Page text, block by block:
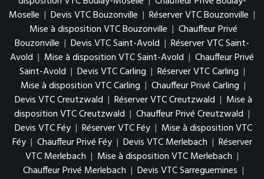
Moselle | Devis VTC Bouzonville | Réserver VTC Bouzonville |
Mise à disposition VTC Bouzonville | Chauffeur Privé
Bouzonville | Devis VTC Saint-Avold | Réserver VTC Saint-
Avold | Mise à disposition VTC Saint-Avold | Chauffeur Privé
Saint-Avold | Devis VTC Carling | Réserver VTC Carling |
Mise à disposition VTC Carling | Chauffeur Privé Carling |
Devis VTC Creutzwald | Réserver VTC Creutzwald | Mise à
disposition VTC Creutzwald | Chauffeur Privé Creutzwald |
Devis VTC Féy | Réserver VTC Féy | Mise à disposition VTC
Féy | Chauffeur Privé Féy | Devis VTC Merlebach | Réserver
VTC Merlebach | Mise à disposition VTC Merlebach |
Chauffeur Privé Merlebach | Devis VTC Sarreguemines |